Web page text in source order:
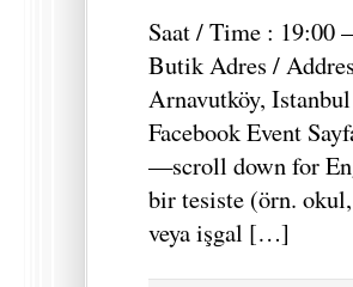
Saat / Time : 19:00
Butik Adres /
Arnavutköy,
Facebook Event
—scroll down for
bir tesiste (örn.
veya işgal […]